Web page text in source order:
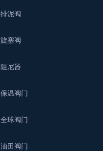
排泥阀
旋塞阀
阻尼器
保温阀门
全球阀门
油田阀门